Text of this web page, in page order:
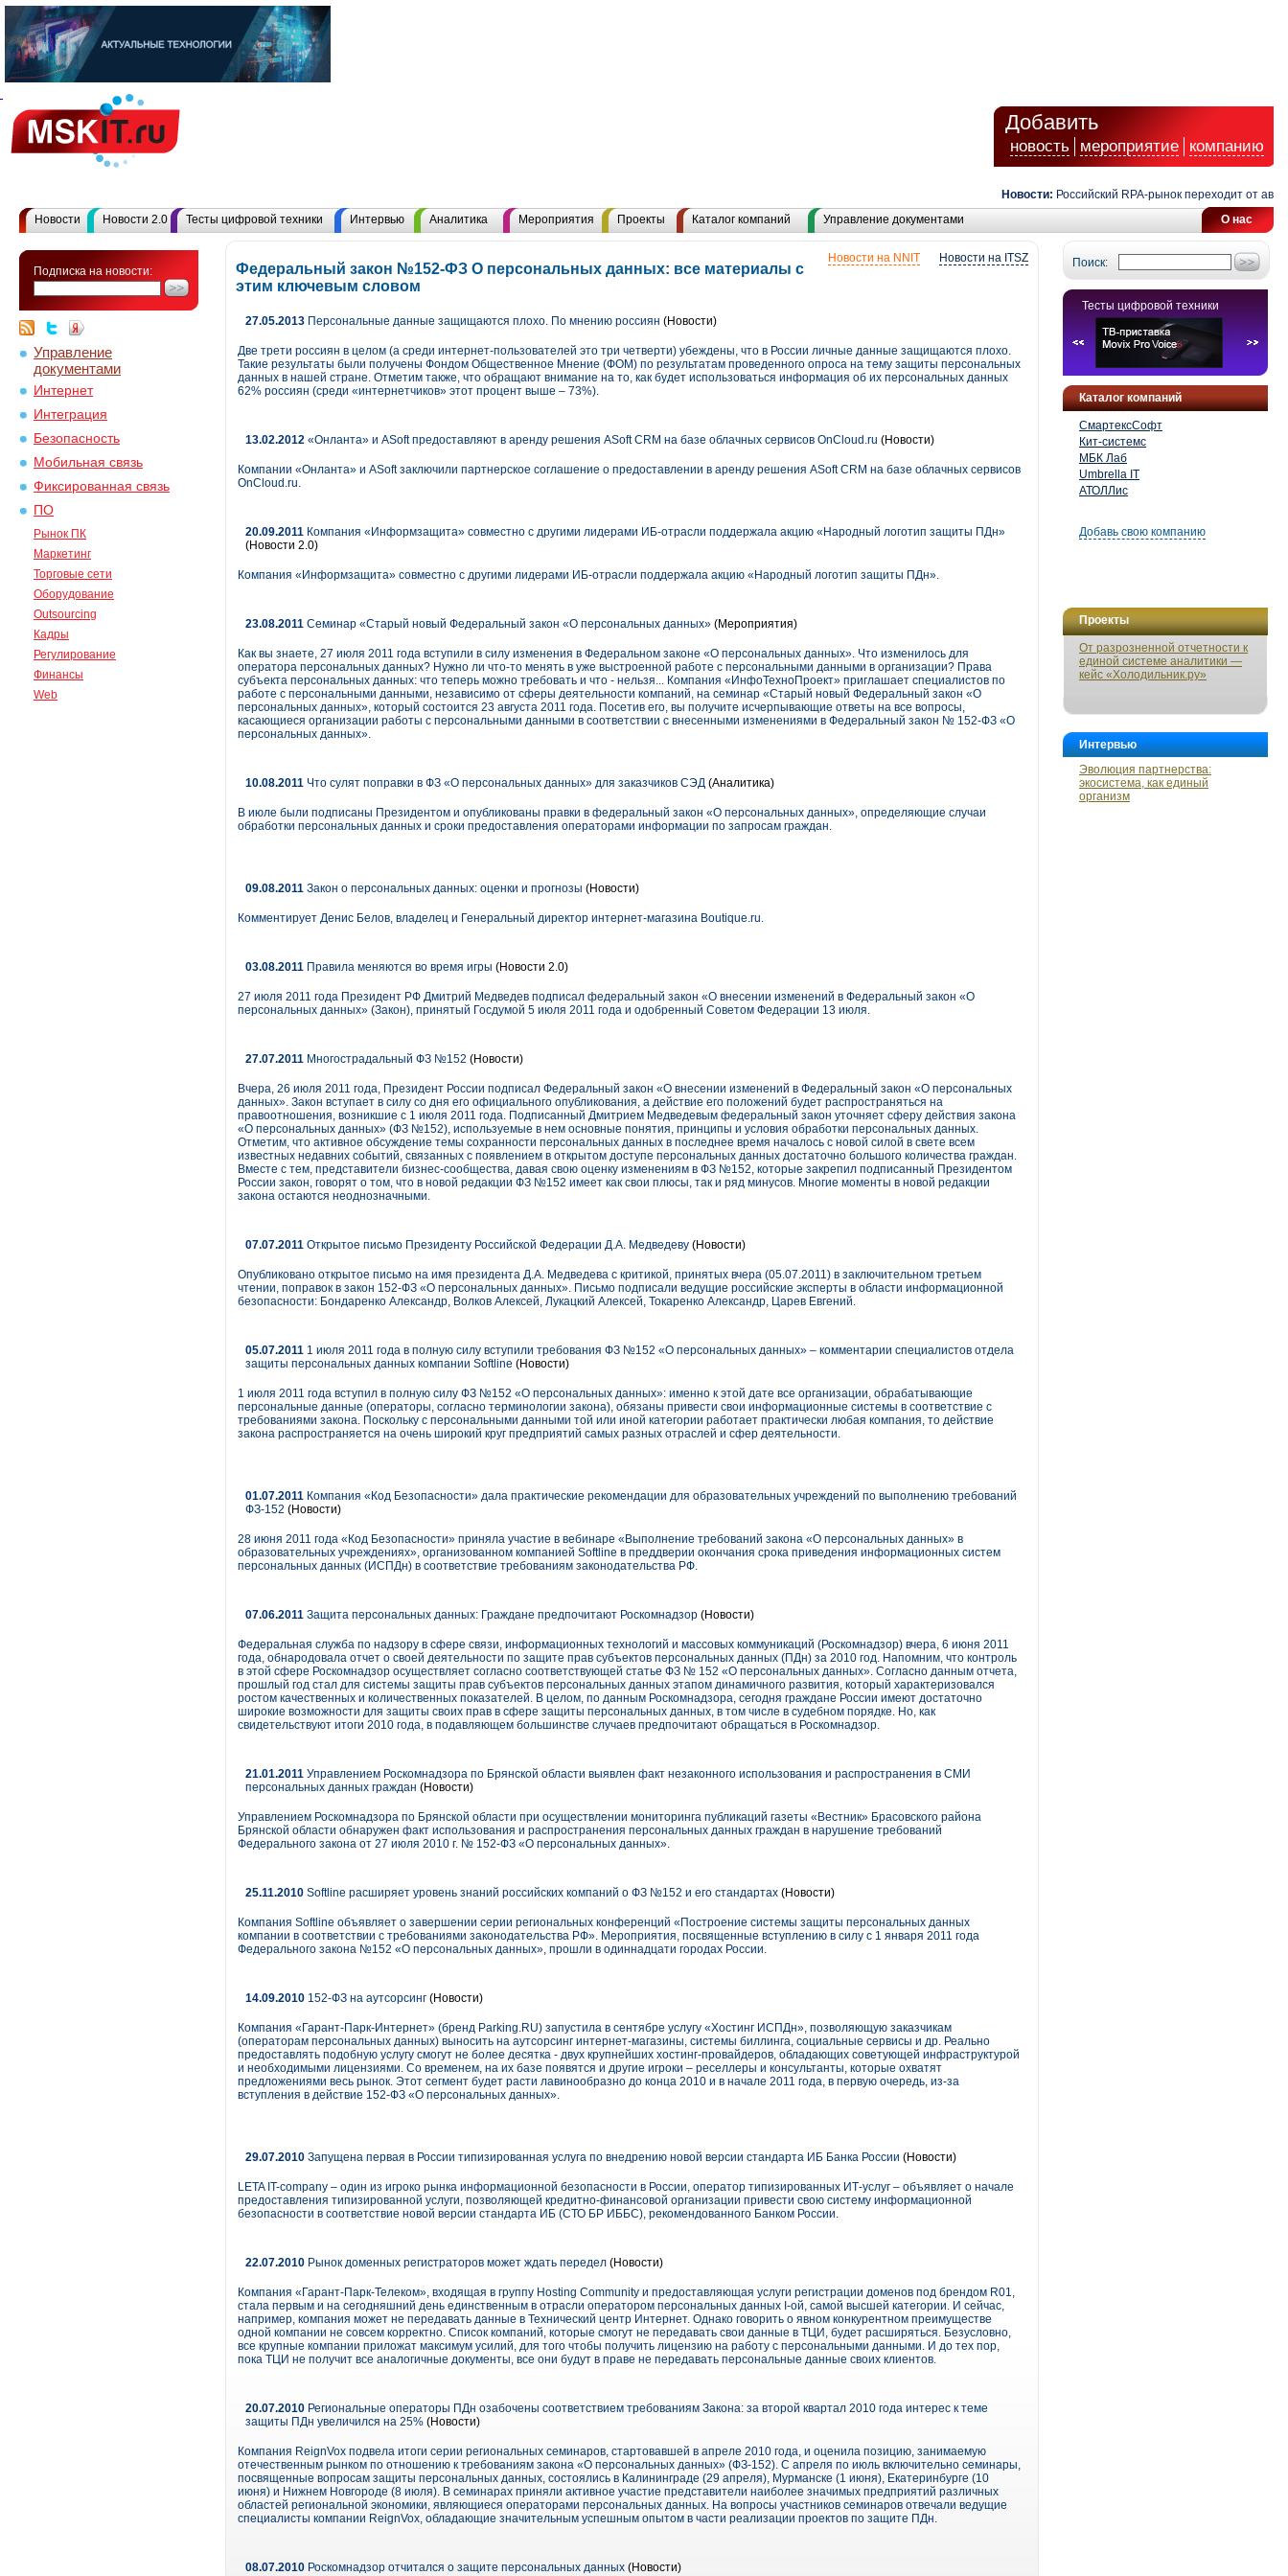
Добавить
новость мероприятие компанию
Новости: Российский RPA-рынок переходит от
О нас
Новости Новости 2.0 Тесты цифровой техники Интервью Аналитика Мероприятия Проекты Каталог компаний Управление документами
Подписка на новости:
Управление
документами
Интернет
Интеграция
Безопасность
Мобильная связь
Фиксированная связь
ПО
Рынок ПК
Маркетинг
Торговые сети
Оборудование
Outsourcing
Кадры
Регулирование
Финансы
Web
Поиск:
Тесты цифровой техники
Каталог компаний
СмартексСофт
Кит-системс
МБК Лаб
Umbrella IT
АТОЛЛис
Добавь свою компанию
Проекты
От разрозненной отчетности к
единой системе аналитики —
кейс «Холодильник.ру»
Интервью
Эволюция партнерства:
экосистема, как единый
организм
Новости на ITSZ
Новости на NNIT
Федеральный закон №152-ФЗ О персональных данных: все материалы с
этим ключевым словом
27.05.2013 Персональные данные защищаются плохо. По мнению россиян (Новости)
Две трети россиян в целом (а среди интернет-пользователей это три четверти) убеждены, что в России личные данные защищаются плохо.
Такие результаты были получены Фондом Общественное Мнение (ФОМ) по результатам проведенного опроса на тему защиты персональных
данных в нашей стране. Отметим также, что обращают внимание на то, как будет использоваться информация об их персональных данных
62% россиян (среди «интернетчиков» этот процент выше – 73%).
13.02.2012 «Онланта» и ASoft предоставляют в аренду решения ASoft CRM на базе облачных сервисов OnCloud.ru (Новости)
Компании «Онланта» и ASoft заключили партнерское соглашение о предоставлении в аренду решения ASoft CRM на базе облачных сервисов
OnCloud.ru.
20.09.2011 Компания «Информзащита» совместно с другими лидерами ИБ-отрасли поддержала акцию «Народный логотип защиты ПДн»
(Новости 2.0)
Компания «Информзащита» совместно с другими лидерами ИБ-отрасли поддержала акцию «Народный логотип защиты ПДн».
23.08.2011 Семинар «Старый новый Федеральный закон «О персональных данных» (Мероприятия)
Как вы знаете, 27 июля 2011 года вступили в силу изменения в Федеральном законе «О персональных данных». Что изменилось для
оператора персональных данных? Нужно ли что-то менять в уже выстроенной работе с персональными данными в организации? Права
субъекта персональных данных: что теперь можно требовать и что - нельзя... Компания «ИнфоТехноПроект» приглашает специалистов по
работе с персональными данными, независимо от сферы деятельности компаний, на семинар «Старый новый Федеральный закон «О
персональных данных», который состоится 23 августа 2011 года. Посетив его, вы получите исчерпывающие ответы на все вопросы,
касающиеся организации работы с персональными данными в соответствии с внесенными изменениями в Федеральный закон № 152-ФЗ «О
персональных данных».
10.08.2011 Что сулят поправки в ФЗ «О персональных данных» для заказчиков СЭД (Аналитика)
В июле были подписаны Президентом и опубликованы правки в федеральный закон «О персональных данных», определяющие случаи
обработки персональных данных и сроки предоставления операторами информации по запросам граждан.
09.08.2011 Закон о персональных данных: оценки и прогнозы (Новости)
Комментирует Денис Белов, владелец и Генеральный директор интернет-магазина Boutique.ru.
03.08.2011 Правила меняются во время игры (Новости 2.0)
27 июля 2011 года Президент РФ Дмитрий Медведев подписал федеральный закон «О внесении изменений в Федеральный закон «О
персональных данных» (Закон), принятый Госдумой 5 июля 2011 года и одобренный Советом Федерации 13 июля.
27.07.2011 Многострадальный ФЗ №152 (Новости)
Вчера, 26 июля 2011 года, Президент России подписал Федеральный закон «О внесении изменений в Федеральный закон «О персональных
данных». Закон вступает в силу со дня его официального опубликования, а действие его положений будет распространяться на
правоотношения, возникшие с 1 июля 2011 года. Подписанный Дмитрием Медведевым федеральный закон уточняет сферу действия закона
«О персональных данных» (ФЗ №152), используемые в нем основные понятия, принципы и условия обработки персональных данных.
Отметим, что активное обсуждение темы сохранности персональных данных в последнее время началось с новой силой в свете всем
известных недавних событий, связанных с появлением в открытом доступе персональных данных достаточно большого количества граждан.
Вместе с тем, представители бизнес-сообщества, давая свою оценку изменениям в ФЗ №152, которые закрепил подписанный Президентом
России закон, говорят о том, что в новой редакции ФЗ №152 имеет как свои плюсы, так и ряд минусов. Многие моменты в новой редакции
закона остаются неоднозначными.
07.07.2011 Открытое письмо Президенту Российской Федерации Д.А. Медведеву (Новости)
Опубликовано открытое письмо на имя президента Д.А. Медведева с критикой, принятых вчера (05.07.2011) в заключительном третьем
чтении, поправок в закон 152-ФЗ «О персональных данных». Письмо подписали ведущие российские эксперты в области информационной
безопасности: Бондаренко Александр, Волков Алексей, Лукацкий Алексей, Токаренко Александр, Царев Евгений.
05.07.2011 1 июля 2011 года в полную силу вступили требования ФЗ №152 «О персональных данных» – комментарии специалистов отдела
защиты персональных данных компании Softline (Новости)
1 июля 2011 года вступил в полную силу ФЗ №152 «О персональных данных»: именно к этой дате все организации, обрабатывающие
персональные данные (операторы, согласно терминологии закона), обязаны привести свои информационные системы в соответствие с
требованиями закона. Поскольку с персональными данными той или иной категории работает практически любая компания, то действие
закона распространяется на очень широкий круг предприятий самых разных отраслей и сфер деятельности.
01.07.2011 Компания «Код Безопасности» дала практические рекомендации для образовательных учреждений по выполнению требований
ФЗ-152 (Новости)
28 июня 2011 года «Код Безопасности» приняла участие в вебинаре «Выполнение требований закона «О персональных данных» в
образовательных учреждениях», организованном компанией Softline в преддверии окончания срока приведения информационных систем
персональных данных (ИСПДн) в соответствие требованиям законодательства РФ.
07.06.2011 Защита персональных данных: Граждане предпочитают Роскомнадзор (Новости)
Федеральная служба по надзору в сфере связи, информационных технологий и массовых коммуникаций (Роскомнадзор) вчера, 6 июня 2011
года, обнародовала отчет о своей деятельности по защите прав субъектов персональных данных (ПДн) за 2010 год. Напомним, что контроль
в этой сфере Роскомнадзор осуществляет согласно соответствующей статье ФЗ № 152 «О персональных данных». Согласно данным отчета,
прошлый год стал для системы защиты прав субъектов персональных данных этапом динамичного развития, который характеризовался
ростом качественных и количественных показателей. В целом, по данным Роскомнадзора, сегодня граждане России имеют достаточно
широкие возможности для защиты своих прав в сфере защиты персональных данных, в том числе в судебном порядке. Но, как
свидетельствуют итоги 2010 года, в подавляющем большинстве случаев предпочитают обращаться в Роскомнадзор.
21.01.2011 Управлением Роскомнадзора по Брянской области выявлен факт незаконного использования и распространения в СМИ
персональных данных граждан (Новости)
Управлением Роскомнадзора по Брянской области при осуществлении мониторинга публикаций газеты «Вестник» Брасовского района
Брянской области обнаружен факт использования и распространения персональных данных граждан в нарушение требований
Федерального закона от 27 июля 2010 г. № 152-ФЗ «О персональных данных».
25.11.2010 Softline расширяет уровень знаний российских компаний о ФЗ №152 и его стандартах (Новости)
Компания Softline объявляет о завершении серии региональных конференций «Построение системы защиты персональных данных
компании в соответствии с требованиями законодательства РФ». Мероприятия, посвященные вступлению в силу с 1 января 2011 года
Федерального закона №152 «О персональных данных», прошли в одиннадцати городах России.
14.09.2010 152-ФЗ на аутсорсинг (Новости)
Компания «Гарант-Парк-Интернет» (бренд Parking.RU) запустила в сентябре услугу «Хостинг ИСПДн», позволяющую заказчикам
(операторам персональных данных) выносить на аутсорсинг интернет-магазины, системы биллинга, социальные сервисы и др. Реально
предоставлять подобную услугу смогут не более десятка - двух крупнейших хостинг-провайдеров, обладающих советующей инфраструктурой
и необходимыми лицензиями. Со временем, на их базе появятся и другие игроки – реселлеры и консультанты, которые охватят
предложениями весь рынок. Этот сегмент будет расти лавинообразно до конца 2010 и в начале 2011 года, в первую очередь, из-за
вступления в действие 152-ФЗ «О персональных данных».
29.07.2010 Запущена первая в России типизированная услуга по внедрению новой версии стандарта ИБ Банка России (Новости)
LETA IT-company – один из игроко рынка информационной безопасности в России, оператор типизированных ИТ-услуг – объявляет о начале
предоставления типизированной услуги, позволяющей кредитно-финансовой организации привести свою систему информационной
безопасности в соответствие новой версии стандарта ИБ (СТО БР ИББС), рекомендованного Банком России.
22.07.2010 Рынок доменных регистраторов может ждать передел (Новости)
Компания «Гарант-Парк-Телеком», входящая в группу Hosting Community и предоставляющая услуги регистрации доменов под брендом R01,
стала первым и на сегодняшний день единственным в отрасли оператором персональных данных I-ой, самой высшей категории. И сейчас,
например, компания может не передавать данные в Технический центр Интернет. Однако говорить о явном конкурентном преимуществе
одной компании не совсем корректно. Список компаний, которые смогут не передавать свои данные в ТЦИ, будет расширяться. Безусловно,
все крупные компании приложат максимум усилий, для того чтобы получить лицензию на работу с персональными данными. И до тех пор,
пока ТЦИ не получит все аналогичные документы, все они будут в праве не передавать персональные данные своих клиентов.
20.07.2010 Региональные операторы ПДн озабочены соответствием требованиям Закона: за второй квартал 2010 года интерес к теме
защиты ПДн увеличился на 25% (Новости)
Компания ReignVox подвела итоги серии региональных семинаров, стартовавшей в апреле 2010 года, и оценила позицию, занимаемую
отечественным рынком по отношению к требованиям закона «О персональных данных» (ФЗ-152). С апреля по июль включительно семинары,
посвященные вопросам защиты персональных данных, состоялись в Калининграде (29 апреля), Мурманске (1 июня), Екатеринбурге (10
июня) и Нижнем Новгороде (8 июля). В семинарах приняли активное участие представители наиболее значимых предприятий различных
областей региональной экономики, являющиеся операторами персональных данных. На вопросы участников семинаров отвечали ведущие
специалисты компании ReignVox, обладающие значительным успешным опытом в части реализации проектов по защите ПДн.
08.07.2010 Роскомнадзор отчитался о защите персональных данных (Новости)